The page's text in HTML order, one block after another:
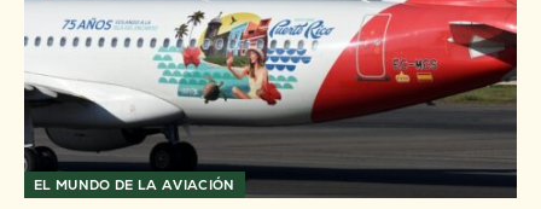
EL MUNDO DE LA AVIACIÓN